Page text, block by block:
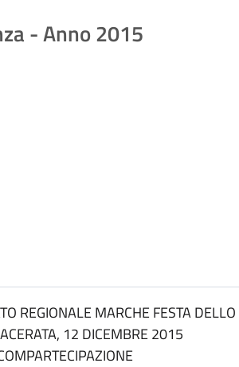
- Anno 2015
REGIONALE MARCHE FESTA DELLO
12 DICEMBRE 2015